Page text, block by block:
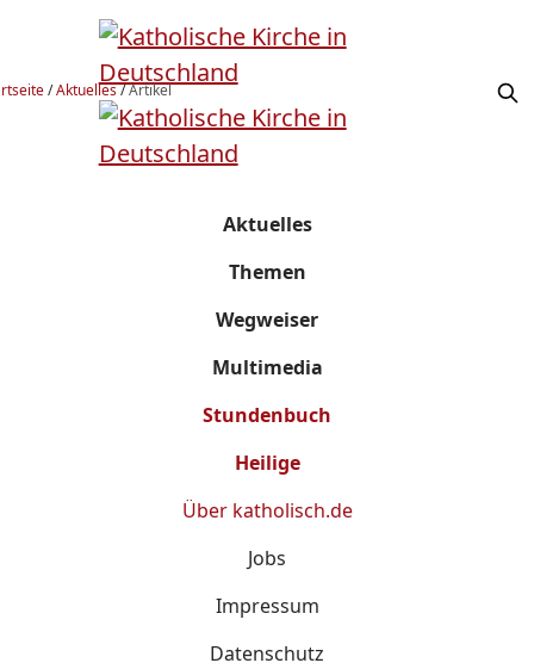
/Aktuelles/Artikel
Aktuelles
Themen
Wegweiser
Multimedia
Stundenbuch
Heilige
Über katholisch.de
Jobs
Impressum
Datenschutz